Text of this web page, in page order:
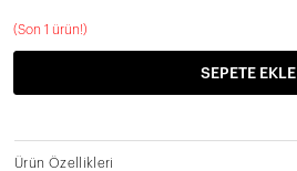
(Son 1 ürün!)
SEPETE EKLE
Ürün Özellikleri